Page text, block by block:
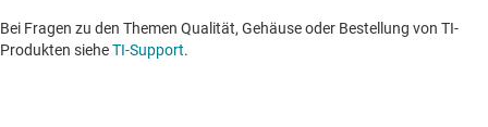
Bei Fragen zu den Themen Qualität, Gehäuse oder Bestellung von TI-
Produkten sieheTI-Support. ​​​​​​​​​​​​​​